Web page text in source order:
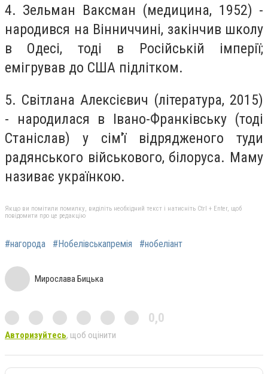
4. Зельман Ваксман (медицина, 1952) -
народився на Вінниччині, закінчив школу
в Одесі, тоді в Російській імперії;
емігрував до США підлітком.
5. Світлана Алексієвич (література, 2015)
- народилася в Івано-Франківську (тоді
Станіслав) у сім'ї відрядженого туди
радянського військового, білоруса. Маму
називає українкою.
Якщо ви помітили помилку, виділіть необхідний текст і натисніть Ctrl + Enter, щоб
повідомити про це редакцію
#нагорода #Нобелівськапремія #нобеліант
Мирослава Бицька
0,0
Авторизуйтесь, щоб оцінити